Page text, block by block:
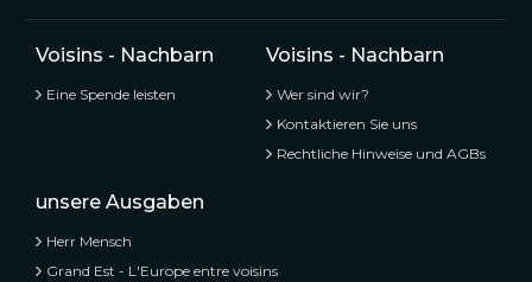
Voisins - Nachbarn
Eine Spende leisten
Voisins - Nachbarn
Wer sind wir?
Kontaktieren Sie uns
Rechtliche Hinweise und AGBs
unsere Ausgaben
Herr Mensch
Grand Est - L'Europe entre voisins